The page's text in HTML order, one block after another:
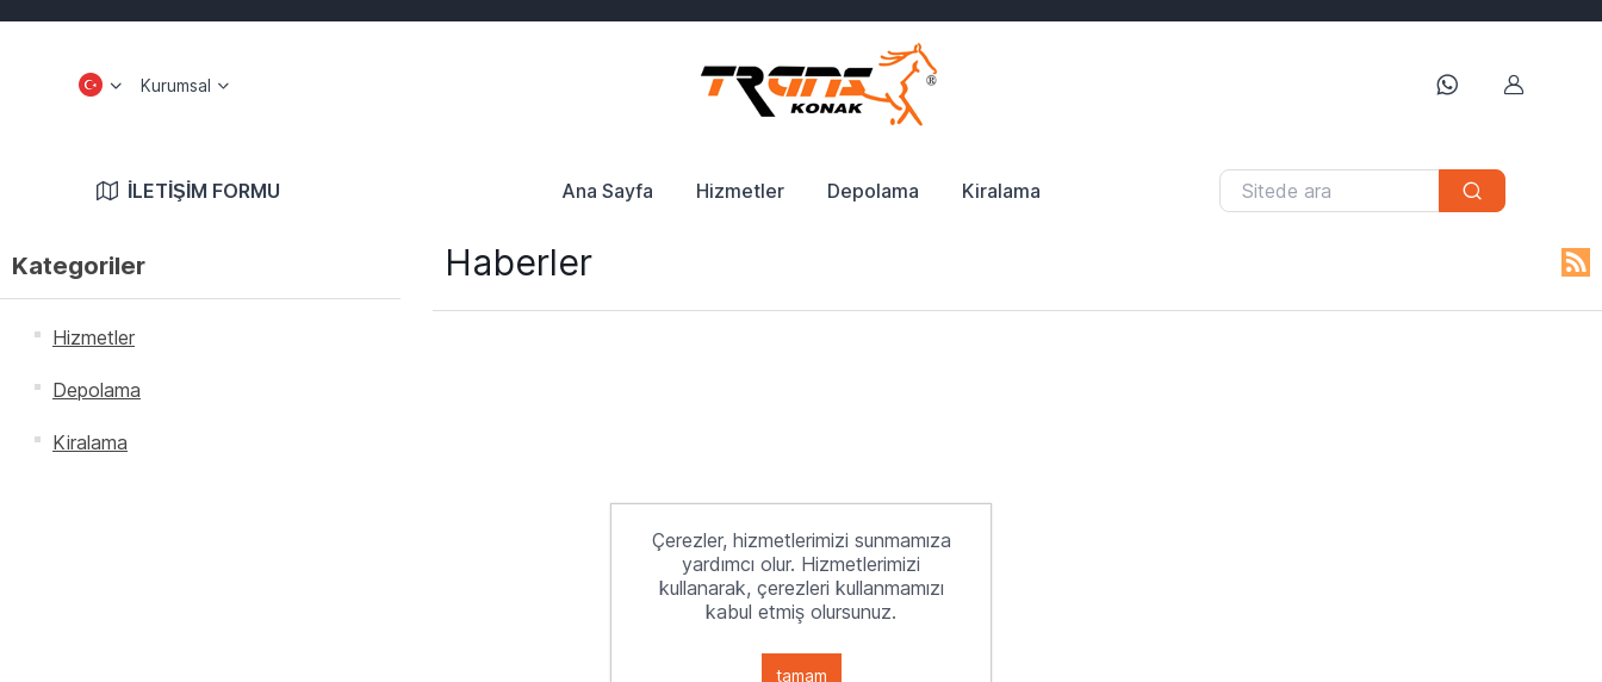
Kurumsal
İLETIŞIM FORMU Ana Sayfa Hizmetler Depolama Kiralama
Kategoriler
Hizmetler
Depolama
Kiralama
Haberler
Çerezler, hizmetlerimizi sunmamıza
yardımcı olur. Hizmetlerimizi
kullanarak, çerezleri kullanmamızı
kabul etmiş olursunuz.
tamam